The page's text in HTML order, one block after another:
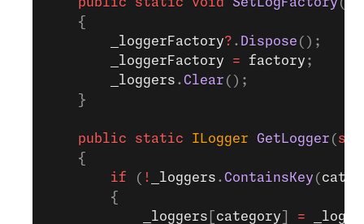
    {
        _loggerFactory
? . Dispose ();
        _loggerFactory
= factory ;
        _loggers
.Clear ();
    }
    public
static ILogger GetLogger (
    {
        if
( ! _loggers .ContainsKey (
        {
            _loggers
category =